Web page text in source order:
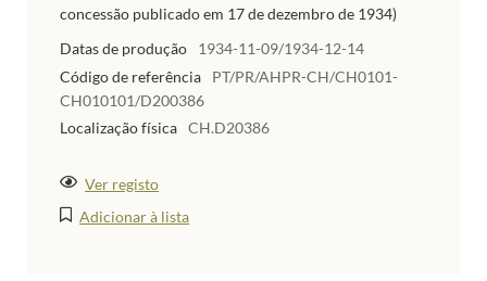
concessão publicado em 17 de dezembro de 1934)
Datas de produção
1934-11-09/1934-12-14
Código de referência
PT/PR/AHPR-CH/CH0101-
CH010101/D200386
Localização física CH.D20386
Ver registo
Adicionar à lista